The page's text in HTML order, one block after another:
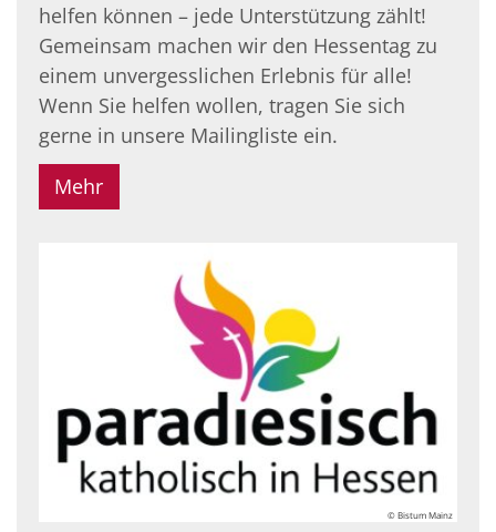
helfen können – jede Unterstützung zählt!
Gemeinsam machen wir den Hessentag zu
einem unvergesslichen Erlebnis für alle!
Wenn Sie helfen wollen, tragen Sie sich
gerne in unsere Mailingliste ein.
Mehr
© Bistum Mainz